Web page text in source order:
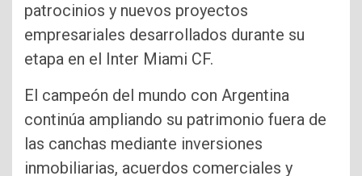
patrocinios y nuevos proyectos
empresariales desarrollados durante su
etapa en el Inter Miami CF.
El campeón del mundo con Argentina
continúa ampliando su patrimonio fuera de
las canchas mediante inversiones
inmobiliarias, acuerdos comerciales y